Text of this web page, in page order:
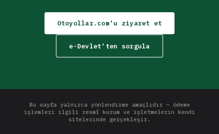
Otoyollar.com'u ziyaret et
e-Devlet'ten sorgula
Bu sayfa yalnızca yönlendirme amaçlıdır — ödeme
işlemleri ilgili resmî kurum ve işletmelerin kendi
sitelerinde gerçekleşir.